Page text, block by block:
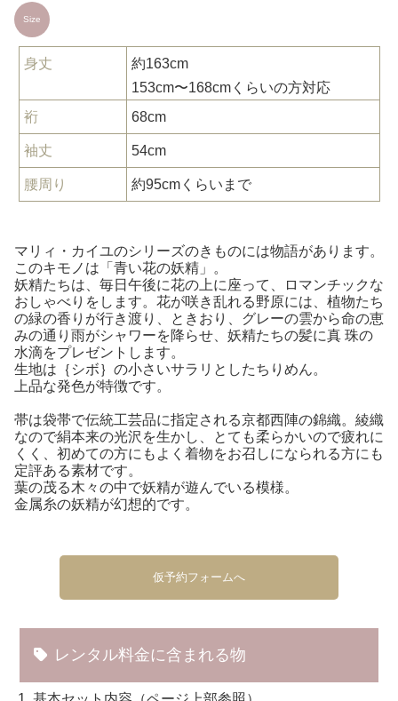
Size
身丈
約163cm
153cm〜168cmくらいの方対応
裄
68cm
袖丈 54cm
腰周り 約95cmくらいまで
マリィ・カイユのシリーズのきものには物語があります。
このキモノは「青い花の妖精」。
妖精たちは、毎日午後に花の上に座って、ロマンチックな
おしゃべりをします。花が咲き乱れる野原には、植物たち
の緑の香りが行き渡り、ときおり、グレーの雲から命の恵
みの通り雨がシャワーを降らせ、妖精たちの髪に真 珠の
水滴をプレゼントします。
生地は｛シボ｝の小さいサラリとしたちりめん。
上品な発色が特徴です。
帯は袋帯で伝統工芸品に指定される京都西陣の錦織。綾織
なので絹本来の光沢を生かし、とても柔らかいので疲れに
くく、初めての方にもよく着物をお召しになられる方にも
定評ある素材です。
葉の茂る木々の中で妖精が遊んでいる模様。
金属糸の妖精が幻想的です。
仮予約フォームへ
レンタル料金に含まれる物